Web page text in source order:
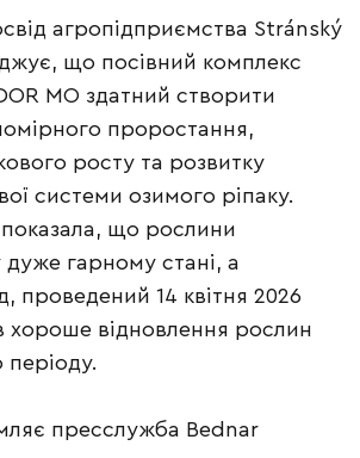
агропідприємства Stránský
що посівний комплекс
MO здатний створити
проростання,
росту та розвитку
системи озимого ріпаку.
показала, що рослини
гарному стані, а
проведений 14 квітня 2026
хороше відновлення рослин
періоду.
пресслужба Bednar